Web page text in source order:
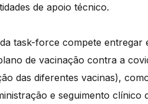
de apoio técnico.
task-force compete entregar
de vacinação contra a
das diferentes vacinas),
e seguimento clínico